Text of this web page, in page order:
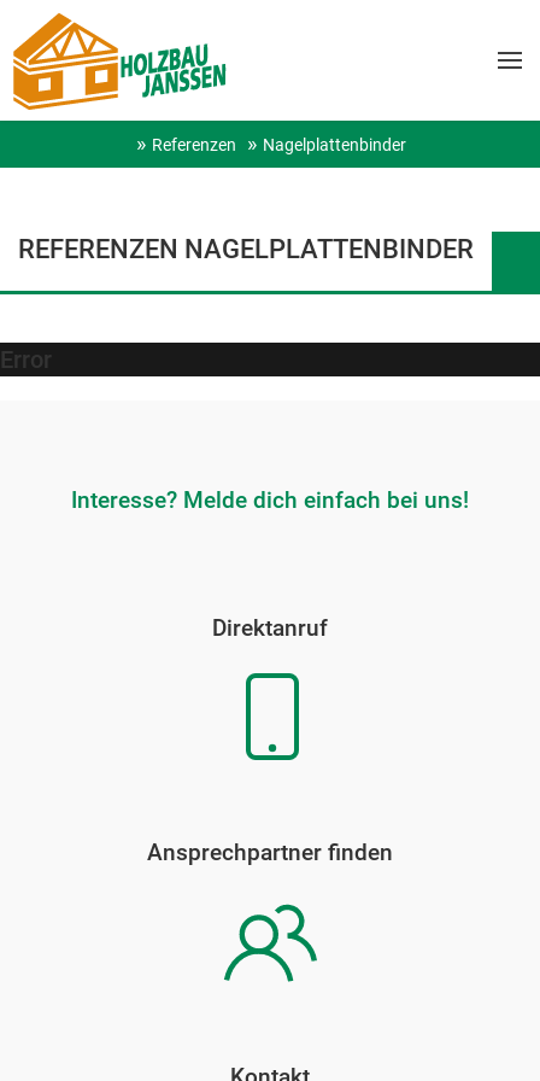
Referenzen Nagelplattenbinder
REFERENZEN NAGELPLATTENBINDER
Error
Interesse? Melde dich einfach bei uns!
Direktanruf
Ansprechpartner finden